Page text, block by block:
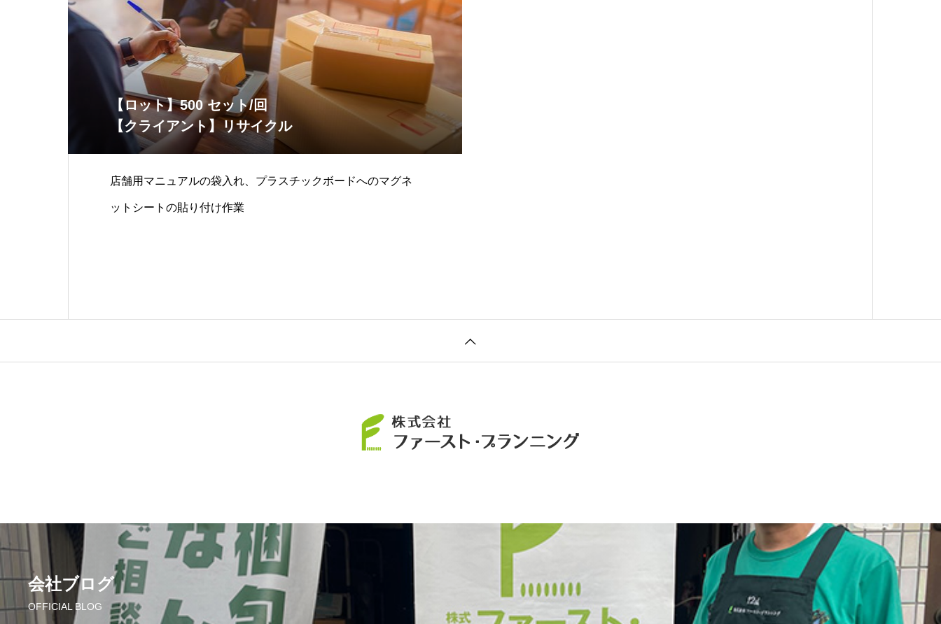
【ロット】500 セット/回
【クライアント】リサイクル
店舗用マニュアルの袋入れ、プラスチックボードへのマグネ
ットシートの貼り付け作業
会社ブログ
OFFICIAL BLOG